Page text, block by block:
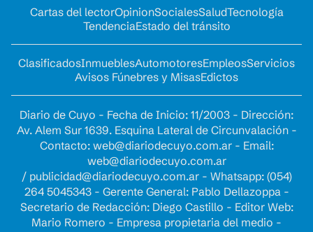
Cartas del lectorOpinionSocialesSaludTecnología
TendenciaEstado del tránsito
ClasificadosInmueblesAutomotoresEmpleosServicios
Avisos Fúnebres y MisasEdictos
Diario de Cuyo - Fecha de Inicio: 11/2003 - Dirección:
Av. Alem Sur 1639. Esquina Lateral de Circunvalación -
Contacto: web@diariodecuyo.com.ar- Email:
web@diariodecuyo.com.ar
/ publicidad@diariodecuyo.com.ar- Whatsapp: (054)
264 5045343 - Gerente General: Pablo Dellazoppa -
Secretario de Redacción: Diego Castillo - Editor Web:
Mario Romero - Empresa propietaria del medio -